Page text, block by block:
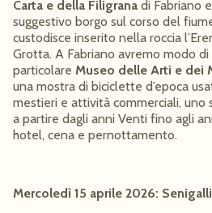
Carta e della Filigrana di Fabriano
suggestivo borgo sul corso del
custodisce inserito nella roccia
Grotta. A Fabriano avremo modo di
particolare Museo delle Arti e dei
una mostra di biciclette d’epoca
mestieri e attività commerciali, uno
a partire dagli anni Venti fino agli
hotel, cena e pernottamento.
Mercoledì 15 aprile 2026: